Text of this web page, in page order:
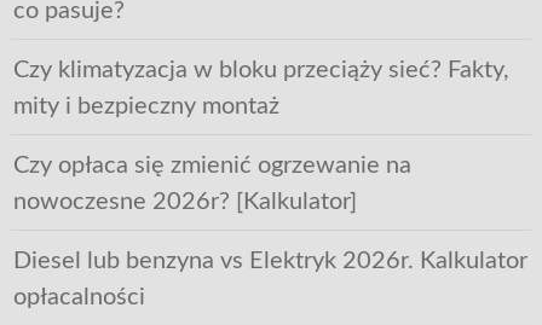
co pasuje?
Czy klimatyzacja w bloku przeciąży sieć? Fakty,
mity i bezpieczny montaż
Czy opłaca się zmienić ogrzewanie na
nowoczesne 2026r? [Kalkulator]
Diesel lub benzyna vs Elektryk 2026r. Kalkulator
opłacalności